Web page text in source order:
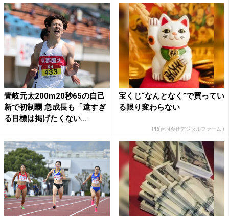
壹岐元太200m20秒65の自己
新で初制覇 急成長も「遠すぎ
る目標は掲げたくない...
宝くじ“なんとなく”で買ってい
る限り変わらない
PR(合同会社デジタルファーム )